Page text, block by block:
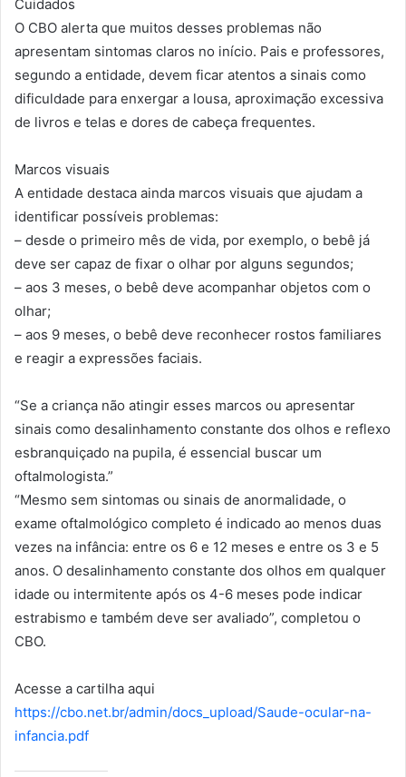
Cuidados
O CBO alerta que muitos desses problemas não
apresentam sintomas claros no início. Pais e professores,
segundo a entidade, devem ficar atentos a sinais como
dificuldade para enxergar a lousa, aproximação excessiva
de livros e telas e dores de cabeça frequentes.
Marcos visuais
A entidade destaca ainda marcos visuais que ajudam a
identificar possíveis problemas:
– desde o primeiro mês de vida, por exemplo, o bebê já
deve ser capaz de fixar o olhar por alguns segundos;
– aos 3 meses, o bebê deve acompanhar objetos com o
olhar;
– aos 9 meses, o bebê deve reconhecer rostos familiares
e reagir a expressões faciais.
“Se a criança não atingir esses marcos ou apresentar
sinais como desalinhamento constante dos olhos e reflexo
esbranquiçado na pupila, é essencial buscar um
oftalmologista.”
“Mesmo sem sintomas ou sinais de anormalidade, o
exame oftalmológico completo é indicado ao menos duas
vezes na infância: entre os 6 e 12 meses e entre os 3 e 5
anos. O desalinhamento constante dos olhos em qualquer
idade ou intermitente após os 4-6 meses pode indicar
estrabismo e também deve ser avaliado”, completou o
CBO.
Acesse a cartilha aqui
https://cbo.net.br/admin/docs_upload/Saude-ocular-na-
infancia.pdf